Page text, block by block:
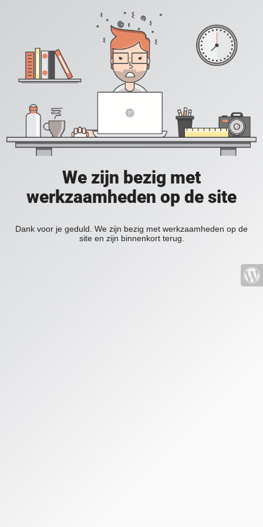
We zijn bezig met
werkzaamheden op de site
Dank voor je geduld. We zijn bezig met werkzaamheden op de
site en zijn binnenkort terug.